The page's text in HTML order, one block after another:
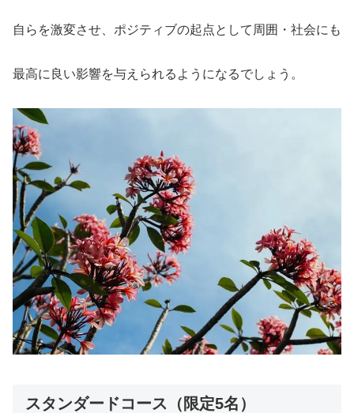
自らを激変させ、ポジティブの起点として周囲・社会にも
最高に良い影響を与えられるようになるでしょう。
スタンダードコース（限定5名）